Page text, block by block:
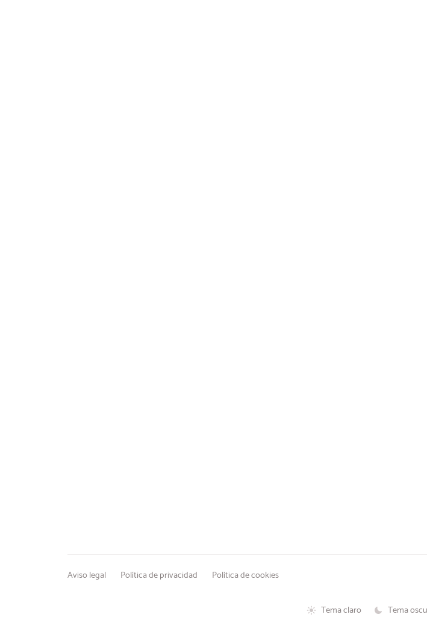
Aviso legal Política de privacidad Política de cookies
Tema claro Tema